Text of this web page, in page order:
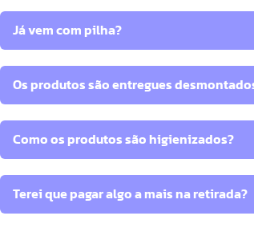
Já vem com pilha?
Os produtos são entregues
Como os produtos são higienizados?
Terei que pagar algo a mais na retirada?